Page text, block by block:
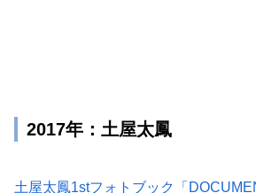
2017年：土屋太鳳
土屋太鳳1stフォトブック「